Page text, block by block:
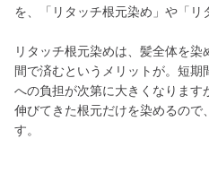
を、「リタッチ根元染め」や「リ
リタッチ根元染めは、髪全体を
間で済むというメリットが。短
への負担が次第に大きくなります
伸びてきた根元だけを染めるので
す。